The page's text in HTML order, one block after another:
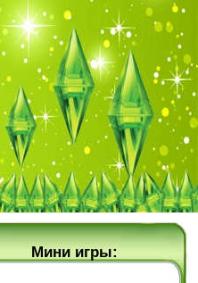
Мини игры: